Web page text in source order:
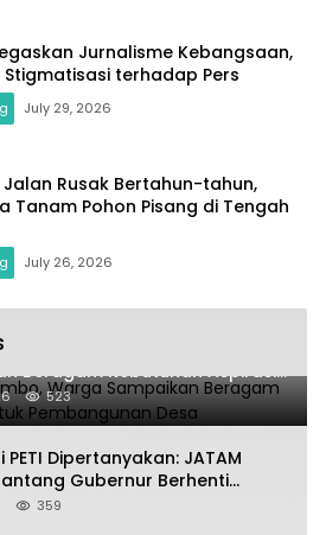
Jurnalisme Kebangsaan,
Stigmatisasi terhadap Pers
July 29, 2026
Jalan Rusak Bertahun-tahun,
Tanam Pohon Pisang di Tengah
July 26, 2026
Desa Wombo, Warga
Beragam Kebutuhan Aspirasi
Desa
523
PETI Dipertanyakan: JATAM
Gubernur Berhenti
dan Selamatkan
359